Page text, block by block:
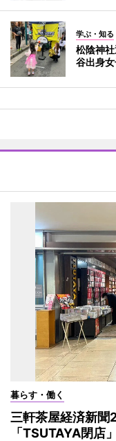
学ぶ・知る
松陰神
谷出身
暮らす・働く
三軒茶屋経済新
「TSUTAYA閉店」